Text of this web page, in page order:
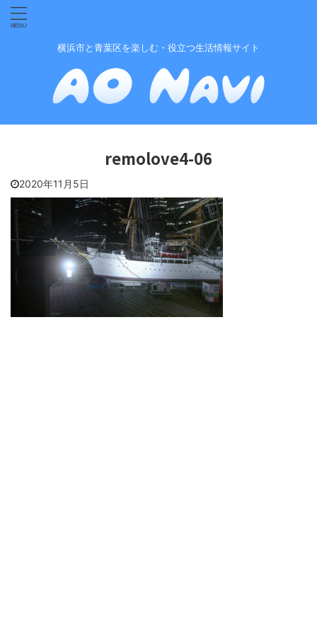
横浜市と青葉区を楽しむ・役立つ生活情報サイト
remolove4-06
2020年11月5日